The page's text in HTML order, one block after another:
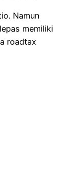
Namun
memiliki
roadtax